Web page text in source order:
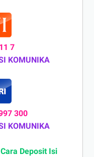
7
KOMUNIKA
300
KOMUNIKA
Cara Deposit Isi